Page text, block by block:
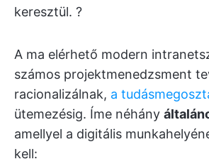
keresztül. ?
A ma elérhető modern
számos projektmenedzsment
racionalizálnak, a
ütemezésig. Íme néhány
amellyel a digitális
kell: